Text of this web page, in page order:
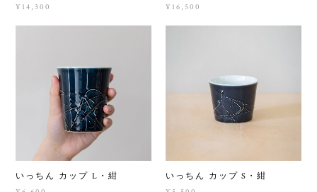
¥14,300 ¥16,500
いっちん カップ L・紺 いっちん カップ S・紺